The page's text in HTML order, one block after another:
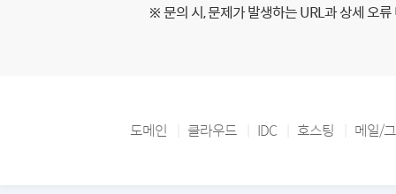
※ 문의 시, 문제가 발생하는 URL과 상세 오
도메인 클라우드 IDC 호스팅 메일/